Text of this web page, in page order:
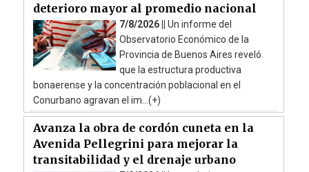
deterioro mayor al promedio nacional
7/8/2026 || Un informe del
Observatorio Económico de la
Provincia de Buenos Aires reveló
que la estructura productiva
bonaerense y la concentración poblacional en el
Conurbano agravan el im...(+)
Avanza la obra de cordón cuneta en la
Avenida Pellegrini para mejorar la
transitabilidad y el drenaje urbano